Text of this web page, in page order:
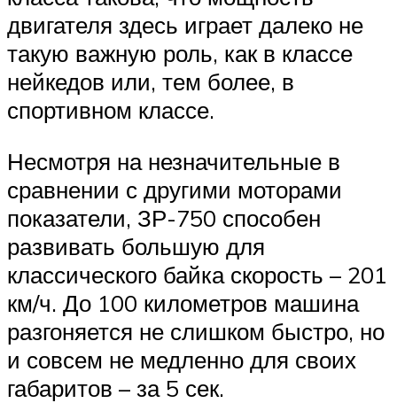
двигателя здесь играет далеко не
такую важную роль, как в классе
нейкедов или, тем более, в
спортивном классе.
Несмотря на незначительные в
сравнении с другими моторами
показатели, ЗР-750 способен
развивать большую для
классического байка скорость – 201
км/ч. До 100 километров машина
разгоняется не слишком быстро, но
и совсем не медленно для своих
габаритов – за 5 сек.